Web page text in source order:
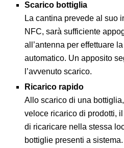
Scarico bottiglia
La cantina prevede al suo
NFC, sarà sufficiente
all’antenna per effettuare
automatico. Un apposito
l’avvenuto scarico.
Ricarico rapido
Allo scarico di una
veloce ricarico di prodotti,
di ricaricare nella stessa
bottiglie presenti a sistema.